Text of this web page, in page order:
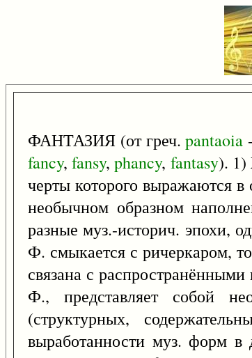
ФАНТАЗИЯ (от греч.pantaoia
fancy,fansy,phancy, fantasy). 1)
черты которого выражаются
необычном образном
разные муз.-историч. эпохи,
Ф. смыкается с ричеркаром,
связана с
Ф., представляет собой
(структурных,
выработанности муз. форм